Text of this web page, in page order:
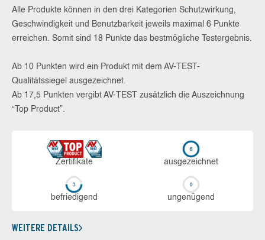
Alle Produkte können in den drei Kategorien Schutzwirkung,
Geschwindigkeit und Benutzbarkeit jeweils maximal 6 Punkte
erreichen. Somit sind 18 Punkte das bestmögliche Testergebnis.
Ab 10 Punkten wird ein Produkt mit dem AV-TEST-
Qualitätssiegel ausgezeichnet.
Ab 17,5 Punkten vergibt AV-TEST zusätzlich die Auszeichnung
“Top Product”.
Zerti­fikate aus­ge­zeich­net
be­frie­di­gend un­ge­nü­gend
WEITERE DETAILS